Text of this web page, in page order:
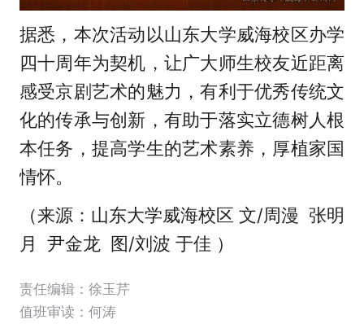
据悉，本次活动以山东大学威海校区办学
四十周年为契机，让广大师生校友近距离
感受京剧艺术的魅力，有利于优秀传统文
化的传承与创新，有助于落实立德树人根
本任务，提高学生的艺术素养，厚植家国
情怀。
（来源：山东大学威海校区 文/周漫 张明
月 尹金龙 图/刘波 于佳 ）
责任编辑：徐玉芹
值班审读：何涛